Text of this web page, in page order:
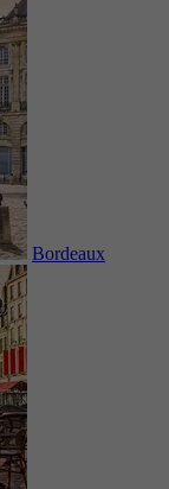
Bordeaux